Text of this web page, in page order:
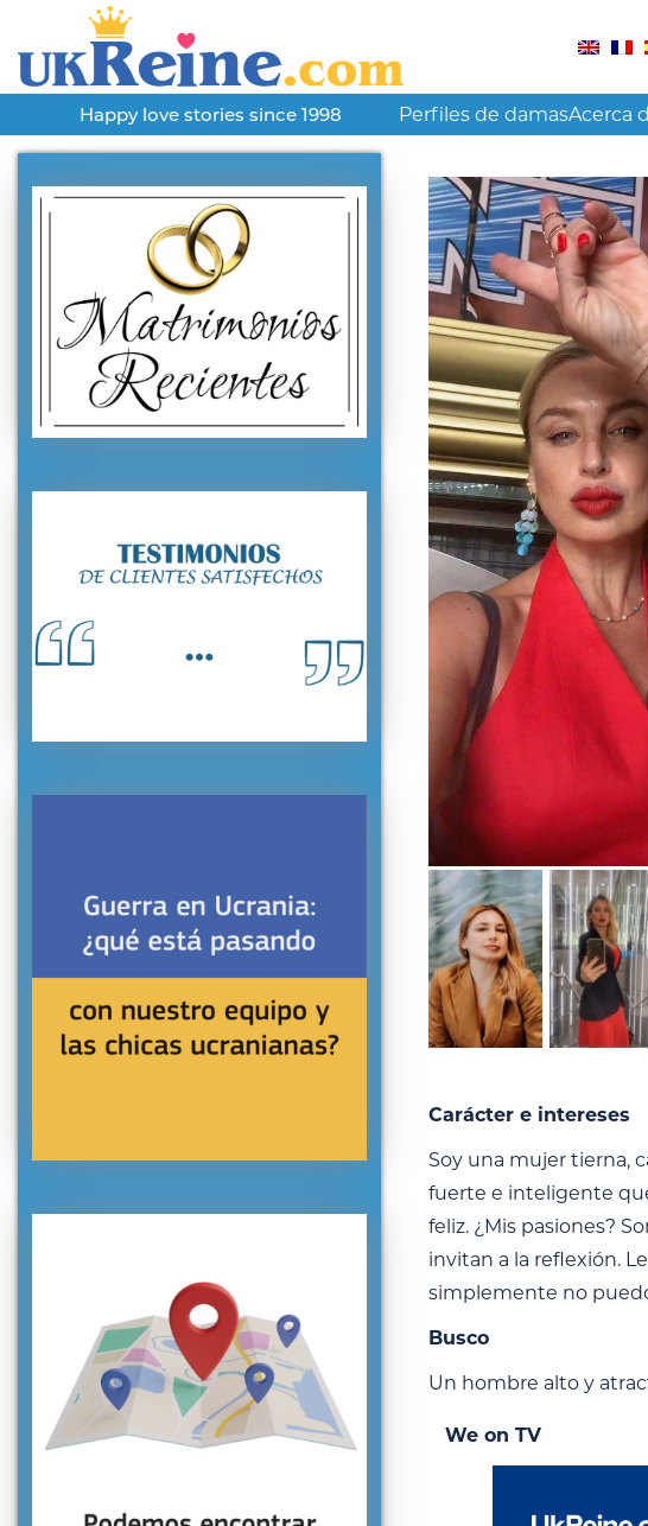
Happy love stories since 1998 Perfiles de damasAcerca
Carácter e intereses
Soy una mujer tierna,
fuerte e inteligente
feliz. ¿Mis pasiones?
invitan a la reflexión.
simplemente no
Busco
Un hombre alto y
We on TV